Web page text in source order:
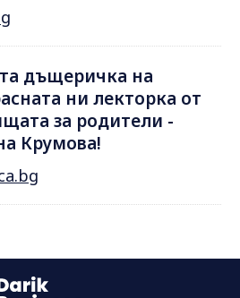
дъщеричка на
ни лекторка от
за родители -
Крумова!